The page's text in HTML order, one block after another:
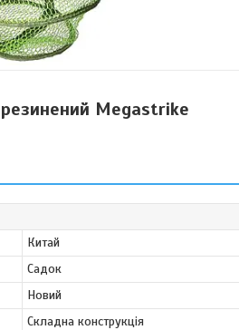
Megastrike
Китай
Садок
Новий
Складна конструкція